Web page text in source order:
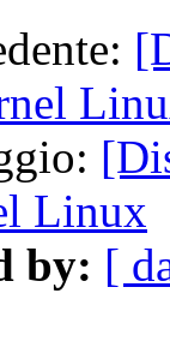
Linux
by: [